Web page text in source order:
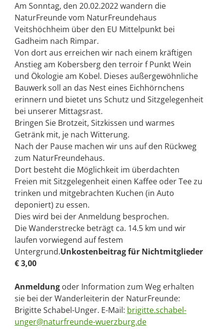
Am Sonntag, den 20.02.2022 wandern die
NaturFreunde vom NaturFreundehaus
Veitshöchheim über den EU Mittelpunkt bei
Gadheim nach Rimpar.
Von dort aus erreichen wir nach einem kräftigen
Anstieg am Kobersberg den terroir f Punkt Wein
und Ökologie am Kobel. Dieses außergewöhnliche
Bauwerk soll an das Nest eines Eichhörnchens
erinnern und bietet uns Schutz und Sitzgelegenheit
bei unserer Mittagsrast.
Bringen Sie Brotzeit, Sitzkissen und warmes
Getränk mit, je nach Witterung.
Nach der Pause machen wir uns auf den Rückweg
zum NaturFreundehaus.
Dort besteht die Möglichkeit im überdachten
Freien mit Sitzgelegenheit einen Kaffee oder Tee zu
trinken und mitgebrachten Kuchen (in Auto
deponiert) zu essen.
Dies wird bei der Anmeldung besprochen.
Die Wanderstrecke beträgt ca. 14.5 km und wir
laufen vorwiegend auf festem
Untergrund.Unkostenbeitrag für Nichtmitglieder
€ 3,00
Anmeldungoder Information zum Weg erhalten
sie bei der Wanderleiterin der NaturFreunde:
Brigitte Schabel-Unger. E-Mail: brigitte.schabel-
unger@naturfreunde-wuerzburg.de